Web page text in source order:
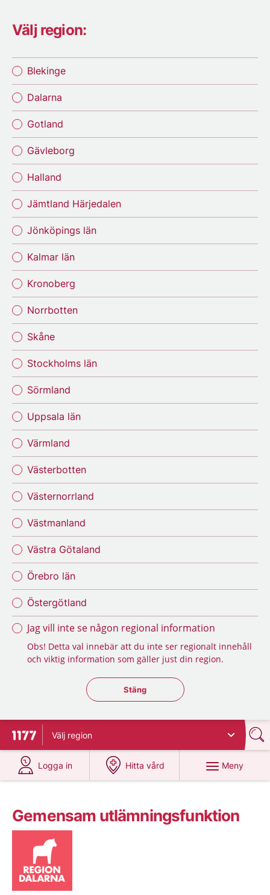
Välj region:
Blekinge
Dalarna
Gotland
Gävleborg
Halland
Jämtland Härjedalen
Jönköpings län
Kalmar län
Kronoberg
Norrbotten
Skåne
Stockholms län
Sörmland
Uppsala län
Värmland
Västerbotten
Västernorrland
Västmanland
Västra Götaland
Örebro län
Östergötland
Jag vill inte se någon regional information
Obs! Detta val innebär att du inte ser regionalt innehåll
och viktig information som gäller just din region.
Stäng regionsväljaren
Stäng
Till startsidan för 1177
Välj region
Logga in
på 1177.se
Hitta vård
på 1177.se
Meny
Gemensam utlämningsfunktion